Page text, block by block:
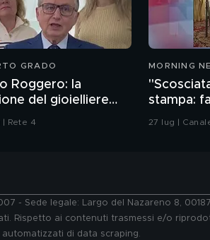
GRADO
Roggero: la
del gioielliere
rapina
| Rete 4
MORNING
stampa:
27 lug |
- Sede legale: Largo del Nazareno 8,
Rispetto ai contenuti trasmessi e/o
di data scraping.